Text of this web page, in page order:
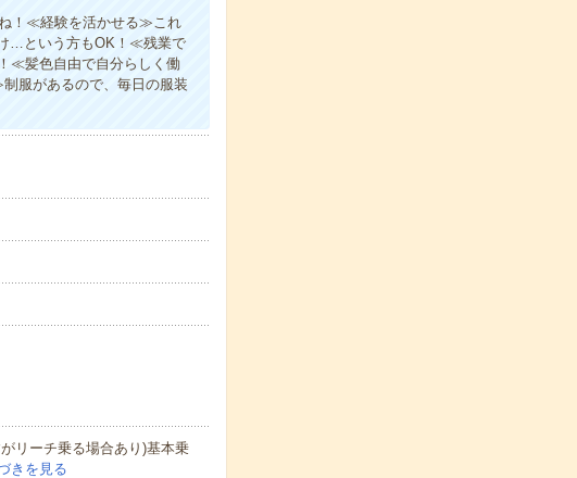
！≪経験を活かせる≫これ
…という方もOK！≪残業で
≪髪色自由で自分らしく働
服があるので、毎日の服装
リーチ乗る場合あり)基本乗
きを見る